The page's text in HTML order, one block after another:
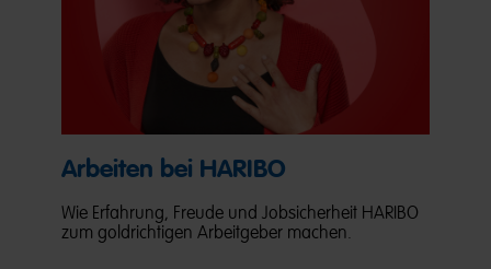
Arbeiten bei HARIBO
Wie Erfahrung, Freude und Jobsicherheit HARIBO
zum goldrichtigen Arbeitgeber machen.